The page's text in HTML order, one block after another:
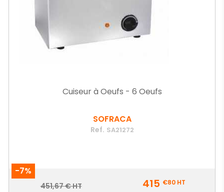
Cuiseur à Oeufs - 6 Oeufs
SOFRACA
Ref. SA21272
-7%
Prix
Prix
451,67 € HT 415 €80 HT